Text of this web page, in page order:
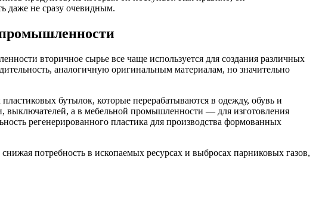
даже не сразу очевидным.
промышленности
вторичное сырье все чаще используется для создания различных
аналогичную оригинальным материалам, но значительно
бутылок, которые перерабатываются в одежду, обувь и
выключателей, а в мебельной промышленности — для изготовления
регенерированного пластика для производства формованных
потребность в ископаемых ресурсах и выбросах парниковых газов,